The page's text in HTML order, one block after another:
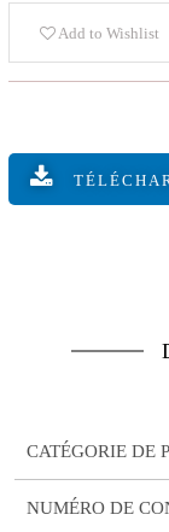
Add to Wishlist
CATÉGORIE DE
NUMÉRO DE